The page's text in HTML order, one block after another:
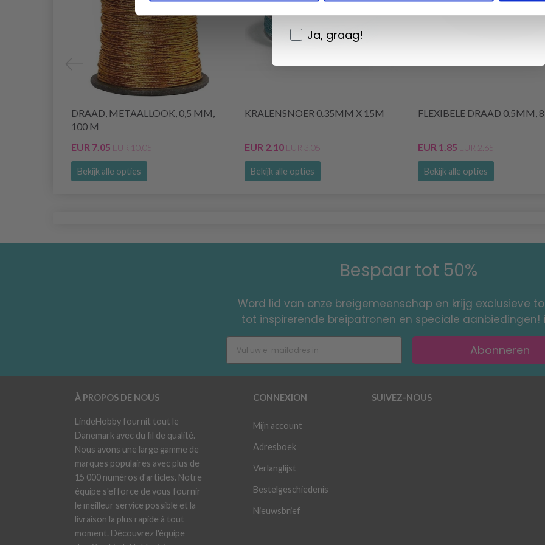
DRAAD, METAALLOOK, 0,5 MM,
100 M
EUR 7.05 EUR 10.05
Bekijk alle opties
KRALENSNOER 0.35MM X 15M
EUR 2.10EUR 3.05
Bekijk alle opties
FLEXIBELE DRAAD 0.5MM,
EUR 1.85 EUR 2.65
Bekijk alle opties
Bespaar tot 50%
Word lid van onze breigemeenschap en krijg exclusieve
tot inspirerende breipatronen en speciale aanbiedingen!
Abonneren
À PROPOS DE NOUS
LindeHobby fournit tout le
Danemark avec du fil de qualité.
Nous avons une large gamme de
marques populaires avec plus de
15 000 numéros d'articles. Notre
équipe s'efforce de vous fournir
le meilleur service possible et la
livraison la plus rapide à tout
moment. Découvrez l'équipe
CONNEXION
Mijn account
Adresboek
Verlanglijst
Bestelgeschiedenis
Nieuwsbrief
SUIVEZ-NOUS
Ja, graag!